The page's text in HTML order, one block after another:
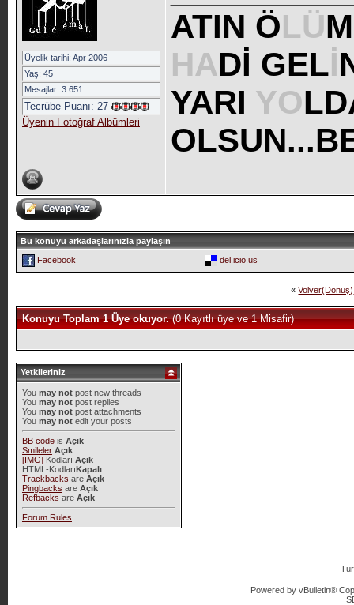
Üyelik tarihi: Apr 2006
Yaş: 45
Mesajlar: 3.651
Tecrübe Puanı: 27
Üyenin Fotoğraf Albümleri
ATIN ÖLÜ
HADİ GELİ
YARI YO
Bu konuyu arkadaşlarınızla paylaşın
Facebook
del.icio.us
« Volver(Dönüş)
Konuyu Toplam 1 Üye okuyor.(0 Kayıtlı üye ve 1 Misafir)
Yetkileriniz
You may notpost new threads
You may notpost replies
You may notpost attachments
You may notedit your posts
BB codeis Açık
Smileler Açık
[IMG]Kodları Açık
HTML-KodlarıKapalı
Trackbacks are Açık
Pingbacks are Açık
Refbacks are Açık
Forum Rules
Powered by vBulletin®